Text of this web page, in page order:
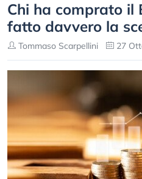
Chi ha comprato il
fatto davvero la
Tommaso Scarpellini 27